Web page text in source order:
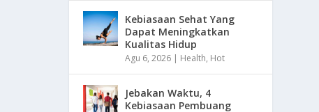
Kebiasaan Sehat Yang
Dapat Meningkatkan
Kualitas Hidup
Agu 6, 2026 | Health, Hot
Jebakan Waktu, 4
Kebiasaan Pembuang